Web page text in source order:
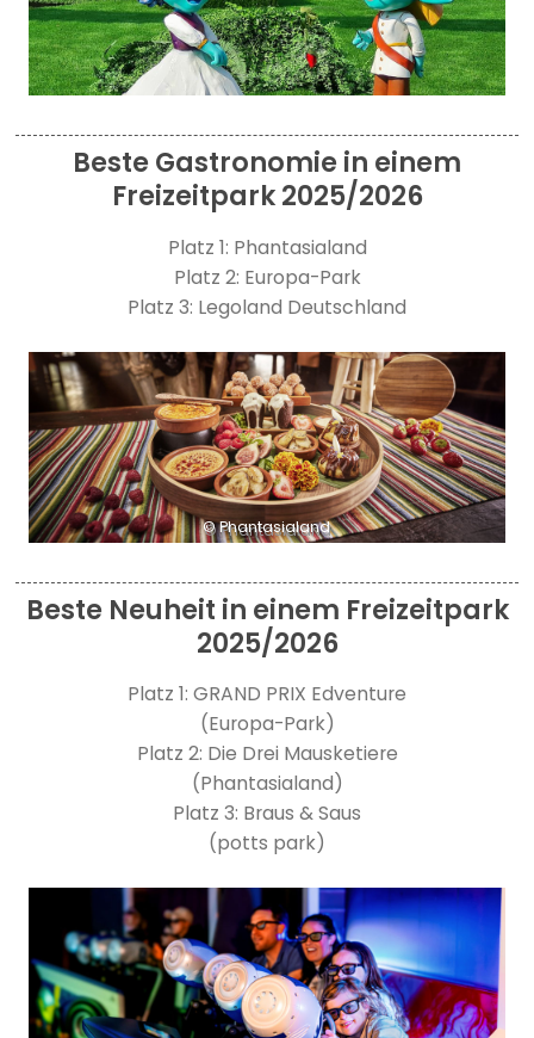
Beste Gastronomie in einem
Freizeitpark 2025/2026
Platz 1: Phantasialand
Platz 2: Europa-Park
Platz 3: Legoland Deutschland
© Phantasialand
Beste Neuheit in einem Freizeitpark
2025/2026
Platz 1: GRAND PRIX Edventure
(Europa-Park)
Platz 2: Die Drei Mausketiere
(Phantasialand)
Platz 3: Braus & Saus
(potts park)